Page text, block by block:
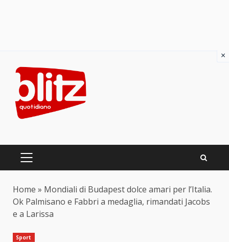
content
PRIMARY
Home » Mondiali di Budapest dolce amari per l’Italia.
Ok Palmisano e Fabbri a medaglia, rimandati Jacobs
e a Larissa
Sport
×